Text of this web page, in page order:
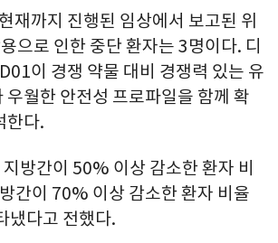
재까지 진행된 임상에서 보고된 위
으로 인한 중단 환자는 3명이다. 디
이 경쟁 약물 대비 경쟁력 있는 유
우월한 안전성 프로파일을 함께 확
한다.
방간이 50% 이상 감소한 환자 비
간이 70% 이상 감소한 환자 비율
냈다고 전했다.